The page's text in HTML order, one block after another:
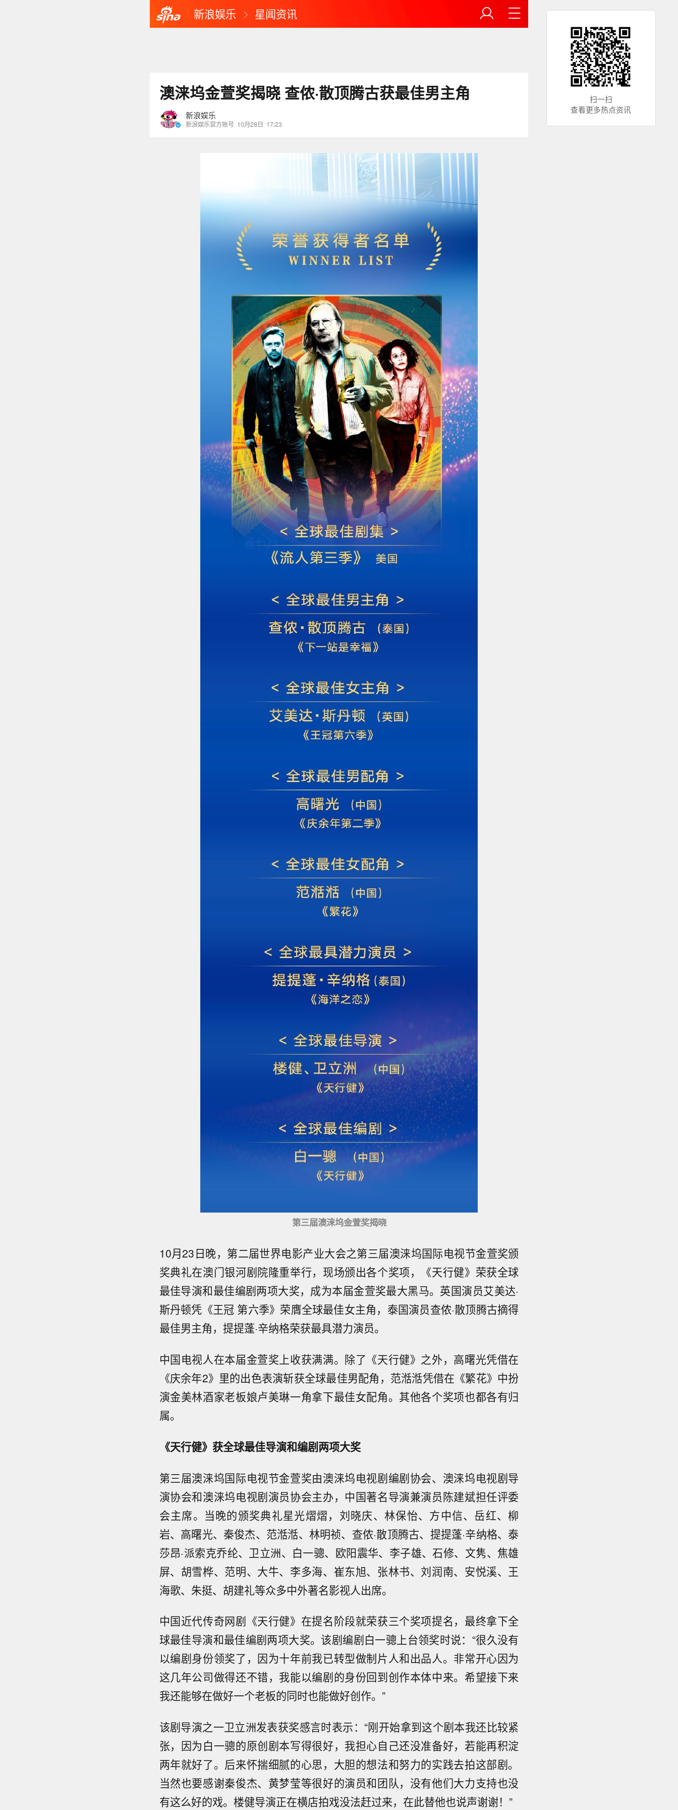
新浪娱乐 星闻资讯
澳涞坞金萱奖揭晓 查侬·散顶腾古获最佳男主角
新浪娱乐
新浪娱乐官方账号 10月28日 17:23
第三届澳涞坞金萱奖揭晓
10月23日晚，第二届世界电影产业大会之第三届澳涞坞国际电视节金萱奖颁
奖典礼在澳门银河剧院隆重举行，现场颁出各个奖项，《天行健》荣获全球
最佳导演和最佳编剧两项大奖，成为本届金萱奖最大黑马。英国演员艾美达·
斯丹顿凭《王冠 第六季》荣膺全球最佳女主角，泰国演员查侬·散顶腾古摘得
最佳男主角，提提蓬·辛纳格荣获最具潜力演员。
中国电视人在本届金萱奖上收获满满。除了《天行健》之外，高曙光凭借在
《庆余年2》里的出色表演斩获全球最佳男配角，范湉湉凭借在《繁花》中扮
演金美林酒家老板娘卢美琳一角拿下最佳女配角。其他各个奖项也都各有归
属。
《天行健》获全球最佳导演和编剧两项大奖
第三届澳涞坞国际电视节金萱奖由澳涞坞电视剧编剧协会、澳涞坞电视剧导
演协会和澳涞坞电视剧演员协会主办，中国著名导演兼演员陈建斌担任评委
会主席。当晚的颁奖典礼星光熠熠，刘晓庆、林保怡、方中信、岳红、柳
岩、高曙光、秦俊杰、范湉湉、林明祯、查侬·散顶腾古、提提蓬·辛纳格、泰
莎昂·派索克乔纶、卫立洲、白一骢、欧阳震华、李子雄、石修、文隽、焦雄
屏、胡雪桦、范明、大牛、李多海、崔东旭、张林书、刘润南、安悦溪、王
海歌、朱挺、胡建礼等众多中外著名影视人出席。
中国近代传奇网剧《天行健》在提名阶段就荣获三个奖项提名，最终拿下全
球最佳导演和最佳编剧两项大奖。该剧编剧白一骢上台领奖时说：“很久没有
以编剧身份领奖了，因为十年前我已转型做制片人和出品人。非常开心因为
这几年公司做得还不错，我能以编剧的身份回到创作本体中来。希望接下来
我还能够在做好一个老板的同时也能做好创作。”
该剧导演之一卫立洲发表获奖感言时表示：“刚开始拿到这个剧本我还比较紧
张，因为白一骢的原创剧本写得很好，我担心自己还没准备好，若能再积淀
两年就好了。后来怀揣细腻的心思，大胆的想法和努力的实践去拍这部剧。
当然也要感谢秦俊杰、黄梦莹等很好的演员和团队，没有他们大力支持也没
有这么好的戏。楼健导演正在横店拍戏没法赶过来，在此替他也说声谢谢！”
扫一扫
查看更多热点资讯